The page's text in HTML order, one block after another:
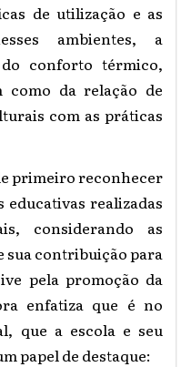
de utilização e as
ambientes, a
conforto térmico,
como da relação de
com as práticas
primeiro reconhecer
realizadas
considerando as
sua contribuição para
pela promoção da
enfatiza que é no
que a escola e seu
papel de destaque: